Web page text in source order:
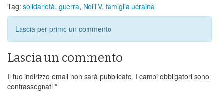
Tag: solidarietà, guerra, NoiTV, famiglia ucraina
Lascia per primo un commento
Lascia un commento
Il tuo indirizzo email non sarà pubblicato. I campi obbligatori sono
contrassegnati *